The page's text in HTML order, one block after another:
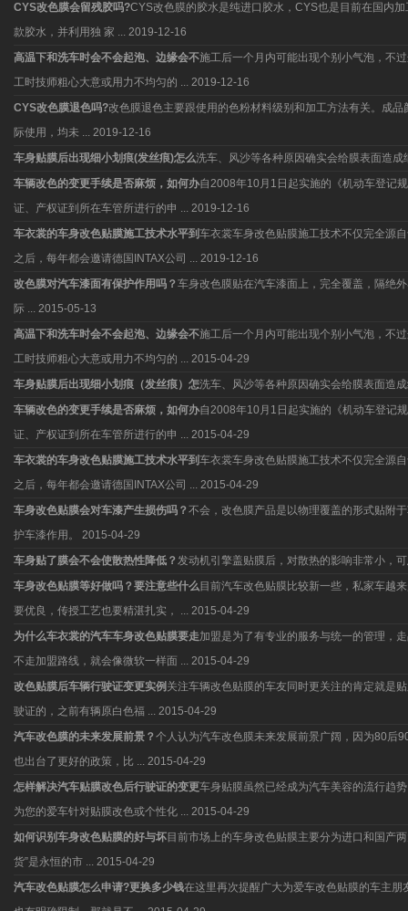
CYS改色膜会留残胶吗?CYS改色膜的胶水是纯进口胶水，CYS也是目前在国内
款胶水，并利用独 家 ... 2019-12-16
高温下和洗车时会不会起泡、边缘会不施工后一个月内可能出现个别小气泡，不
工时技师粗心大意或用力不均匀的 ... 2019-12-16
CYS改色膜退色吗?改色膜退色主要跟使用的色粉材料级别和加工方法有关。成
际使用，均未 ... 2019-12-16
车身贴膜后出现细小划痕(发丝痕)怎么洗车、风沙等各种原因确实会给膜表面造
车辆改色的变更手续是否麻烦，如何办自2008年10月1日起实施的《机动车登记
证、产权证到所在车管所进行的申 ... 2019-12-16
车衣裳的车身改色贴膜施工技术水平到 车衣裳车身改色贴膜施工技术不仅完全源
之后，每年都会邀请德国INTAX公司 ... 2019-12-16
改色膜对汽车漆面有保护作用吗？车身改色膜贴在汽车漆面上，完全覆盖，隔绝
际 ... 2015-05-13
高温下和洗车时会不会起泡、边缘会不施工后一个月内可能出现个别小气泡，不
工时技师粗心大意或用力不均匀的 ... 2015-04-29
车身贴膜后出现细小划痕（发丝痕）怎洗车、风沙等各种原因确实会给膜表面造
车辆改色的变更手续是否麻烦，如何办自2008年10月1日起实施的《机动车登记
证、产权证到所在车管所进行的申 ... 2015-04-29
车衣裳的车身改色贴膜施工技术水平到 车衣裳车身改色贴膜施工技术不仅完全源
之后，每年都会邀请德国INTAX公司 ... 2015-04-29
车身改色贴膜会对车漆产生损伤吗？不会，改色膜产品是以物理覆盖的形式贴附
护车漆作用。
2015-04-29
车身贴了膜会不会使散热性降低？发动机引擎盖贴膜后，对散热的影响非常小，
车身改色贴膜等好做吗？要注意些什么目前汽车改色贴膜比较新一些，私家车越
要优良，传授工艺也要精湛扎实， ... 2015-04-29
为什么车衣裳的汽车车身改色贴膜要走加盟是为了有专业的服务与统一的管理，
不走加盟路线，就会像微软一样面 ... 2015-04-29
改色贴膜后车辆行驶证变更实例 关注车辆改色贴膜的车友同时更关注的肯定就是
驶证的，之前有辆原白色福 ... 2015-04-29
汽车改色膜的未来发展前景？个人认为汽车改色膜未来发展前景广阔，因为80后
也出台了更好的政策，比 ... 2015-04-29
怎样解决汽车贴膜改色后行驶证的变更车身贴膜虽然已经成为汽车美容的流行趋
为您的爱车针对贴膜改色或个性化 ... 2015-04-29
如何识别车身改色贴膜的好与坏目前市场上的车身改色贴膜主要分为进口和国产
货”是永恒的市 ... 2015-04-29
汽车改色贴膜怎么申请?更换多少钱在这里再次提醒广大为爱车改色贴膜的车主